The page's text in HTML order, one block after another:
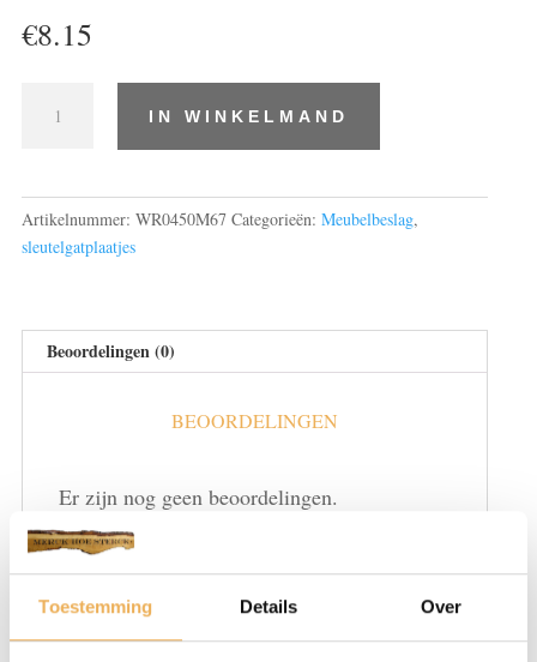
Toestemming Details Over
€8.15
aantal
IN WINKELMAND
Artikelnummer: WR0450M67 Categorieën: Meubelbeslag,
sleutelgatplaatjes
Beoordelingen (0)
BEOORDELINGEN
Er zijn nog geen beoordelingen.
Je e-mailadres wordt niet gepubliceerd.
Je waardering*